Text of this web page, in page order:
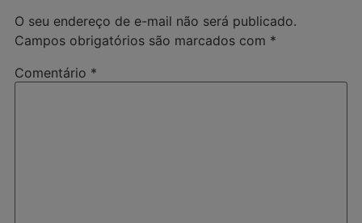
O seu endereço de e-mail não será publicado.
Campos obrigatórios são marcados com *
Comentário *